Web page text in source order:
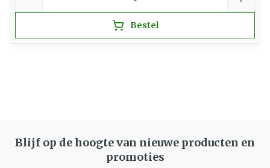
Bestel
Blijf op de hoogte van nieuwe producten en
promoties